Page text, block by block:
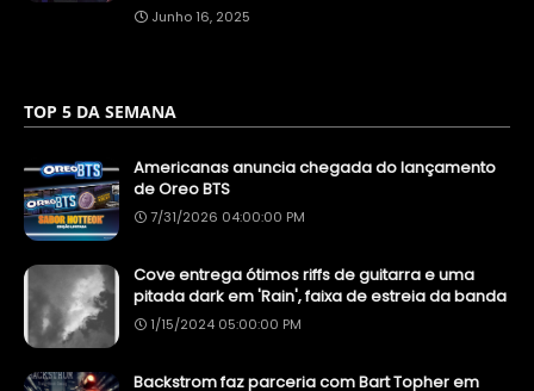
Junho 16, 2025
TOP 5 DA SEMANA
Americanas anuncia chegada do lançamento
de Oreo BTS
7/31/2026 04:00:00 PM
Cove entrega ótimos riffs de guitarra e uma
pitada dark em 'Rain', faixa de estreia da banda
1/15/2024 05:00:00 PM
Backstrom faz parceria com Bart Topher em